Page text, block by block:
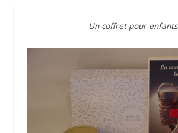
Un coffret pour enfants